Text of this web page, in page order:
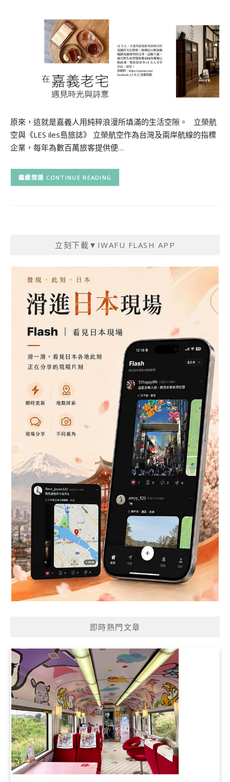
原來，這就是嘉義人用純粹浪漫所填滿的生活空隙。 立榮航
空與《LES iles島旅誌》 立榮航空作為台灣及兩岸航線的指標
企業，每年為數百萬旅客提供便…
CONTINUE READING
立刻下載▼IWAFU FLASH APP
即時熱門文章